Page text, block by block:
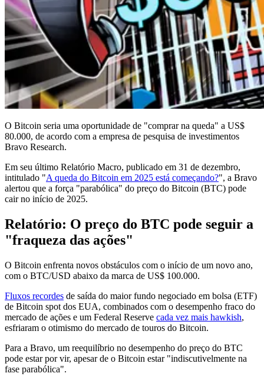
O Bitcoin seria uma oportunidade de "comprar na queda" a US$
80.000, de acordo com a empresa de pesquisa de investimentos
Bravo Research.
Em seu último Relatório Macro, publicado em 31 de dezembro,
intitulado "A queda do Bitcoin em 2025 está começando?", a Bravo
alertou que a força "parabólica" do preço do Bitcoin (BTC) pode
cair no início de 2025.
Relatório: O preço do BTC pode seguir a
"fraqueza das ações"
O Bitcoin enfrenta novos obstáculos com o início de um novo ano,
com o BTC/USD abaixo da marca de US$ 100.000.
Fluxos recordes de saída do maior fundo negociado em bolsa (ETF)
de Bitcoin spot dos EUA, combinados com o desempenho fraco do
mercado de ações e um Federal Reserve cada vez mais hawkish,
esfriaram o otimismo do mercado de touros do Bitcoin.
Para a Bravo, um reequilíbrio no desempenho do preço do BTC
pode estar por vir, apesar de o Bitcoin estar "indiscutivelmente na
fase parabólica".